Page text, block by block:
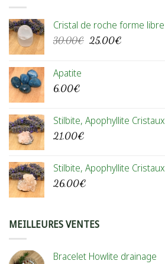
Cristal de roche forme libre
30,00€ Le
25,00€Le
Apatite
6,00€
Stilbite, Apophyllite Cristaux
21,00€
Stilbite, Apophyllite Cristaux
26,00€
MEILLEURES VENTES
Bracelet Howlite drainage